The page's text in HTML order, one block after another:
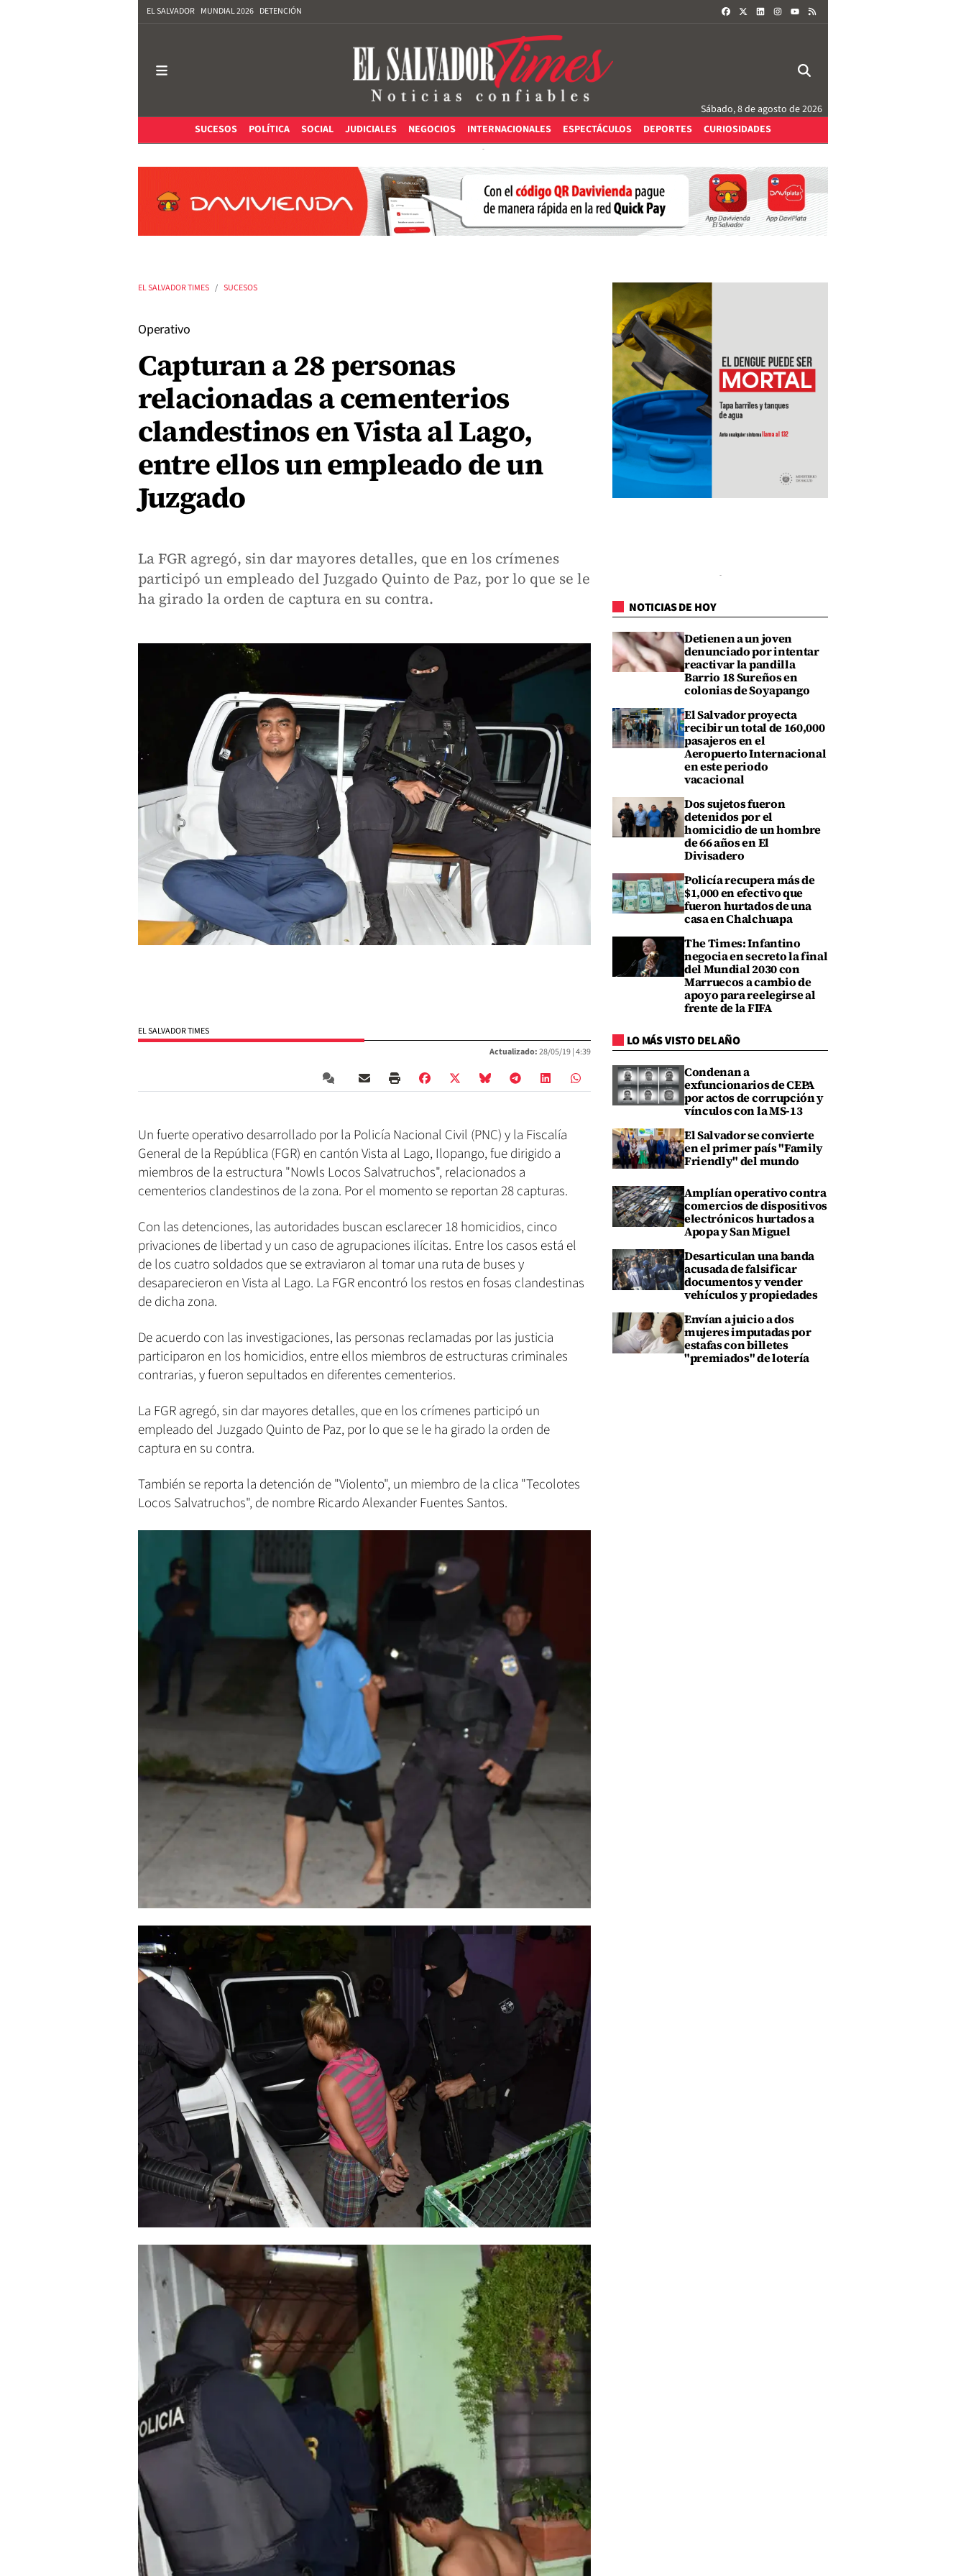
EL SALVADOR MUNDIAL 2026 DETENCIÓN FACEBOOKLINKEDININSTAGRAM
Sábado, 8 de agosto de 2026
SUCESOS
POLÍTICA SOCIAL JUDICIALES NEGOCIOS INTERNACIONALES ESPECTÁCULOS DEPORTES CURIOSIDADES
EL SALVADOR TIMES SUCESOS
Operativo
Capturan a 28 personas
relacionadas a cementerios
clandestinos en Vista al Lago,
entre ellos un empleado de un
Juzgado
La FGR agregó, sin dar mayores detalles, que en los crímenes
participó un empleado del Juzgado Quinto de Paz, por lo que se le
ha girado la orden de captura en su contra.
EL SALVADOR TIMES
Actualizado:28/05/19 |4:39
Un fuerte operativo desarrollado por la Policía Nacional Civil (PNC) y la Fiscalía
General de la República (FGR) en cantón Vista al Lago, Ilopango, fue dirigido a
miembros de la estructura "Nowls Locos Salvatruchos", relacionados a
cementerios clandestinos de la zona. Por el momento se reportan 28 capturas.
Con las detenciones, las autoridades buscan esclarecer 18 homicidios, cinco
privaciones de libertad y un caso de agrupaciones ilícitas. Entre los casos está el
de los cuatro soldados que se extraviaron al tomar una ruta de buses y
desaparecieron en Vista al Lago. La FGR encontró los restos en fosas clandestinas
de dicha zona.
De acuerdo con las investigaciones, las personas reclamadas por las justicia
participaron en los homicidios, entre ellos miembros de estructuras criminales
contrarias, y fueron sepultados en diferentes cementerios.
La FGR agregó, sin dar mayores detalles, que en los crímenes participó un
empleado del Juzgado Quinto de Paz, por lo que se le ha girado la orden de
captura en su contra.
También se reporta la detención de "Violento", un miembro de la clica "Tecolotes
Locos Salvatruchos", de nombre Ricardo Alexander Fuentes Santos.
NOTICIAS DE HOY
Detienen a un joven
denunciado por intentar
reactivar la pandilla
Barrio 18 Sureños en
colonias de Soyapango
El Salvador proyecta
recibir un total de 160,000
pasajeros en el
Aeropuerto Internacional
en este periodo
vacacional
Dos sujetos fueron
detenidos por el
homicidio de un hombre
de 66 años en El
Divisadero
Policía recupera más de
$1,000 en efectivo que
fueron hurtados de una
casa en Chalchuapa
The Times: Infantino
negocia en secreto la final
del Mundial 2030 con
Marruecos a cambio de
apoyo para reelegirse al
frente de la FIFA
LO MÁS VISTO DEL AÑO
Condenan a
exfuncionarios de CEPA
por actos de corrupción y
vínculos con la MS-13
El Salvador se convierte
en el primer país "Family
Friendly" del mundo
Amplían operativo contra
comercios de dispositivos
electrónicos hurtados a
Apopa y San Miguel
Desarticulan una banda
acusada de falsificar
documentos y vender
vehículos y propiedades
Envían a juicio a dos
mujeres imputadas por
estafas con billetes
"premiados" de lotería